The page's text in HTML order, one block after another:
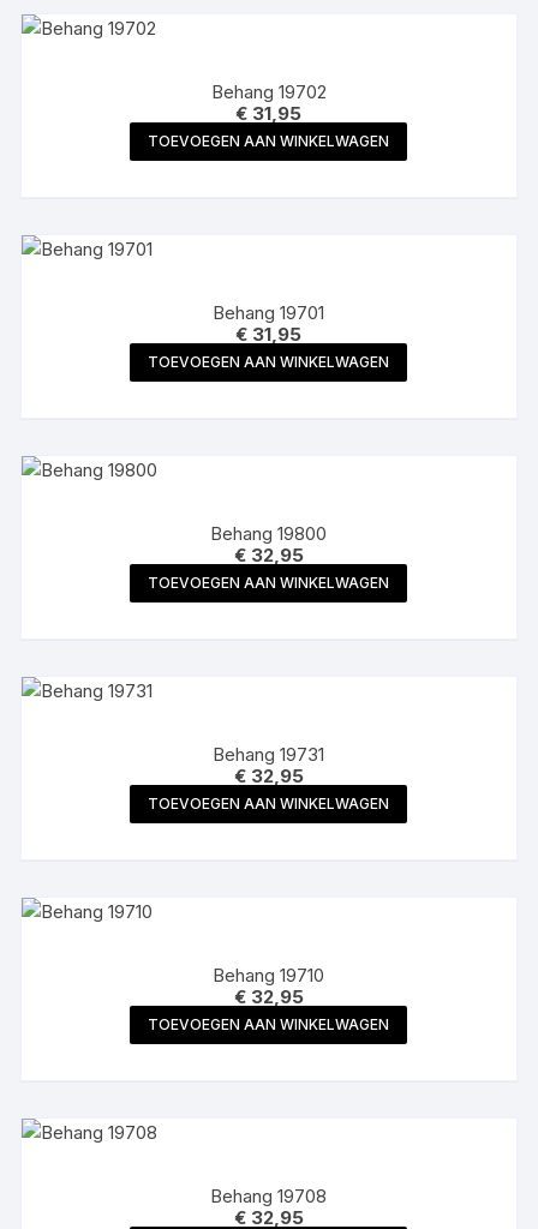
Behang 19702
€ 31,95
TOEVOEGEN AAN WINKELWAGEN
Behang 19701
€ 31,95
TOEVOEGEN AAN WINKELWAGEN
Behang 19800
€32,95
TOEVOEGEN AAN WINKELWAGEN
Behang 19731
€32,95
TOEVOEGEN AAN WINKELWAGEN
Behang 19710
€32,95
TOEVOEGEN AAN WINKELWAGEN
Behang 19708
€32,95